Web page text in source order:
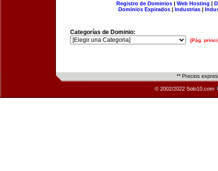
Registro de Dominios| Web Hosting |
Dominios Expirados | Industrias |
Categorías de Dominio:
[Pág.
** Precios
© 2002/2022 Solo10.com